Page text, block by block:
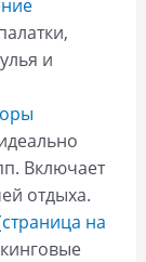
и
Включает
отдыха.
на